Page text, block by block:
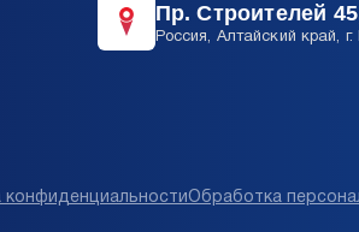
Пр. Строителей
Россия, Алтайский край,
конфиденциальностиОбработка